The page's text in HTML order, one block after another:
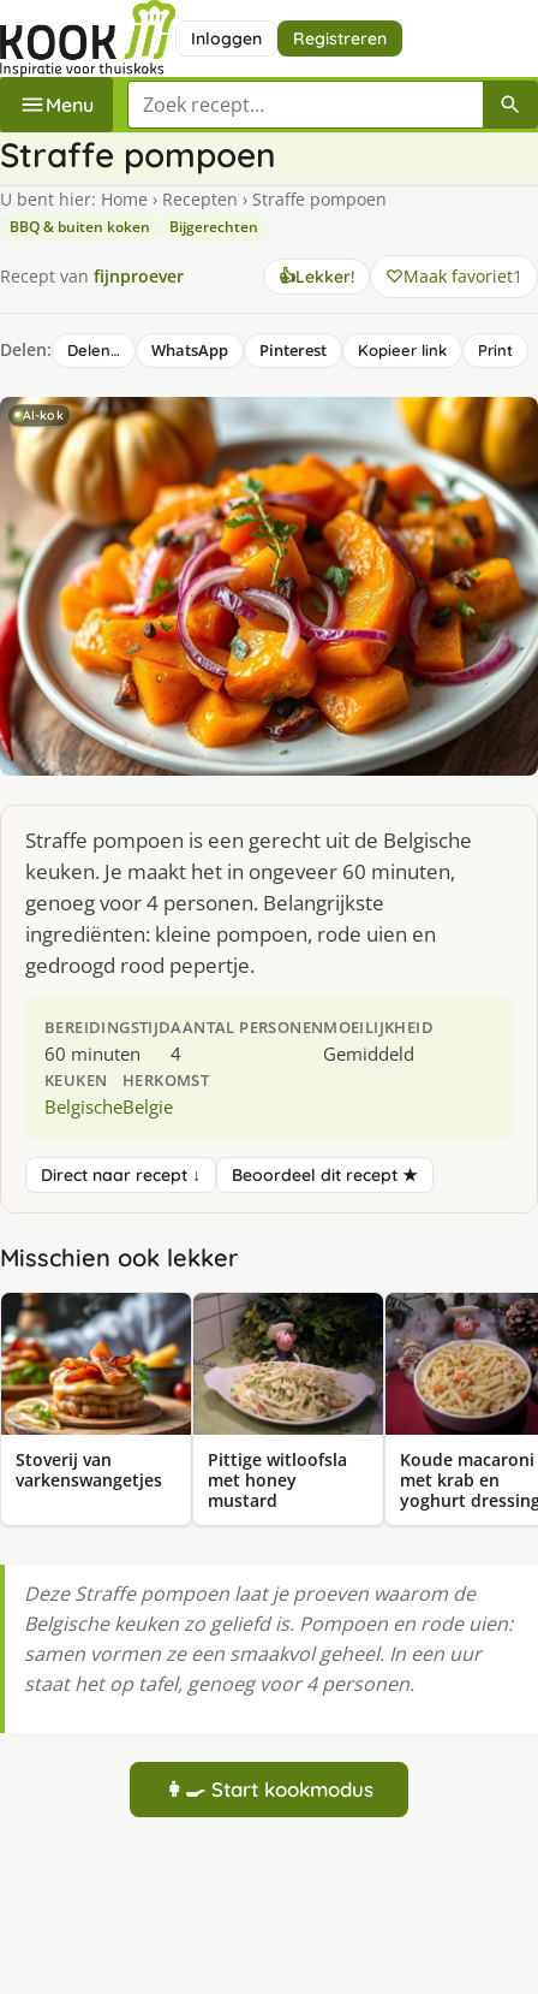
Inloggen Registreren
Menu Zoek een recept
Straffe pompoen
U bent hier: Home › Recepten › Straffe pompoen
BBQ & buiten koken Bijgerechten
Recept van fijnproever 👍Lekker! Maak favoriet1
Delen: Delen… WhatsApp Pinterest Kopieer link Print
AI-kok
Straffe pompoen is een gerecht uit de Belgische
keuken. Je maakt het in ongeveer 60 minuten,
genoeg voor 4 personen. Belangrijkste
ingrediënten: kleine pompoen, rode uien en
gedroogd rood pepertje.
BEREIDINGSTIJD
60 minuten
AANTAL PERSONEN
4
MOEILIJKHEID
Gemiddeld
KEUKEN
Belgische
HERKOMST
Belgie
Direct naar recept ↓ Beoordeel dit recept ★
Misschien ook lekker
Stoverij van
varkenswangetjes
Pittige witloofsla
met honey
mustard
Koude macaroni
met krab en
yoghurt
Deze Straffe pompoen laat je proeven waarom de
Belgische keuken zo geliefd is. Pompoen en rode uien:
samen vormen ze een smaakvol geheel. In een uur
staat het op tafel, genoeg voor 4 personen.
👩‍🍳 Start kookmodus